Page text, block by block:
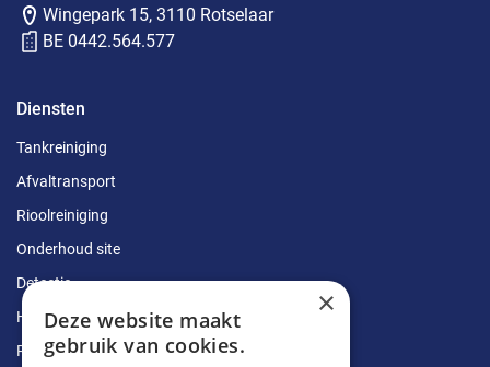
Wingepark 15, 3110 Rotselaar
BE 0442.564.577
Diensten
Tankreiniging
Afvaltransport
Rioolreiniging
Onderhoud site
Detectie
Herstellingen
Ruimingen
×
Deze website maakt
gebruik van cookies.